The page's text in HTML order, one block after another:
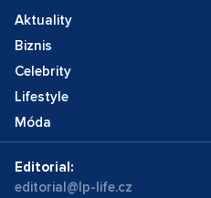
Aktuality
Biznis
Celebrity
Lifestyle
Móda
Editorial:
editorial@lp-life.cz